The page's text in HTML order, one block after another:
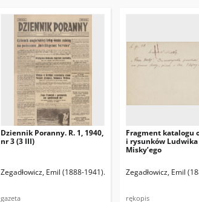
Dziennik Poranny. R. 1, 1940,
nr 3 (3 III)
Zegadłowicz, Emil (1888-1941) Reischer Leopold (red.
gazeta
Fragment katalogu
i rysunków Ludwika
Misky’ego
Zegadłowicz, Emil
rękopis